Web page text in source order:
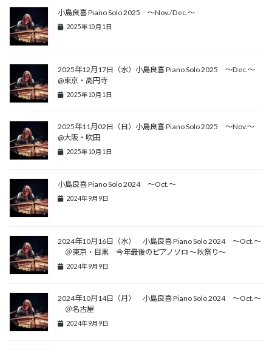
小島良喜 Piano Solo 2025 ～Nov./Dec.～
2025年10月1日
2025年12月17日（水）小島良喜 Piano Solo 2025 ～Dec.～
@東京・高円寺
2025年10月1日
2025年11月02日（日）小島良喜 Piano Solo 2025 ～Nov.～
@大阪・吹田
2025年10月1日
小島良喜 Piano Solo 2024 ～Oct.～
2024年9月9日
2024年10月16日（水） 小島良喜 Piano Solo 2024 ～Oct.～
＠東京・目黒 今年最後のピアノソロ ～秋祭り～
2024年9月9日
2024年10月14日（月） 小島良喜 Piano Solo 2024 ～Oct.～
＠名古屋
2024年9月9日